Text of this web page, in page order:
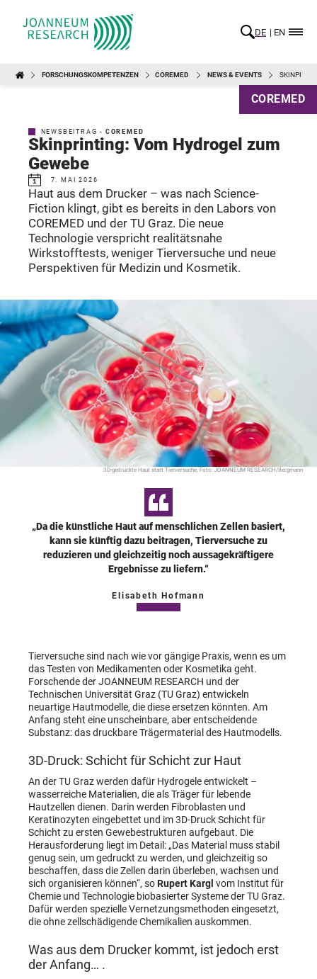
DE EN
FORSCHUNGSKOMPETENZEN COREMED NEWS & EVENTS
COREMED
NEWSBEITRAG - COREMED
Skinprinting: Vom Hydrogel zum
Gewebe
7. MAI 2026
Haut aus dem Drucker – was nach Science-
Fiction klingt, gibt es bereits in den Labors von
COREMED und der TU Graz. Die neue
Technologie verspricht realitätsnahe
Wirkstofftests, weniger Tierversuche und neue
Perspektiven für Medizin und Kosmetik.
3D-gedruckte Haut statt Tierversuche, Foto: JOANNEUM RESEARCH/Bergmann
„Da die künstliche Haut auf menschlichen Zellen basiert,
kann sie künftig dazu beitragen, Tierversuche zu
reduzieren und gleichzeitig noch aussagekräftigere
Ergebnisse zu liefern.“
Elisabeth Hofmann
Tierversuche sind nach wie vor gängige Praxis, wenn es um
das Testen von Medikamenten oder Kosmetika geht.
Forschende der JOANNEUM RESEARCH und der
Technischen Universität Graz (TU Graz) entwickeln
neuartige Hautmodelle, die diese ersetzen könnten. Am
Anfang steht eine unscheinbare, aber entscheidende
Substanz: das druckbare Trägermaterial des Hautmodells.
3D-Druck: Schicht für Schicht zur Haut
An der TU Graz werden dafür Hydrogele entwickelt –
wasserreiche Materialien, die als Träger für lebende
Hautzellen dienen. Darin werden Fibroblasten und
Keratinozyten eingebettet und im 3D-Druck Schicht für
Schicht zu ersten Gewebestrukturen aufgebaut. Die
Herausforderung liegt im Detail: „Das Material muss stabil
genug sein, um gedruckt zu werden, und gleichzeitig so
beschaffen, dass die Zellen darin überleben, wachsen und
sich organisieren können“, soRupert Kargl vom Institut für
Chemie und Technologie biobasierter Systeme der TU Graz.
Dafür werden spezielle Vernetzungsmethoden eingesetzt,
die ohne zellschädigende Chemikalien auskommen.
Was aus dem Drucker kommt, ist jedoch erst
der Anfang… .